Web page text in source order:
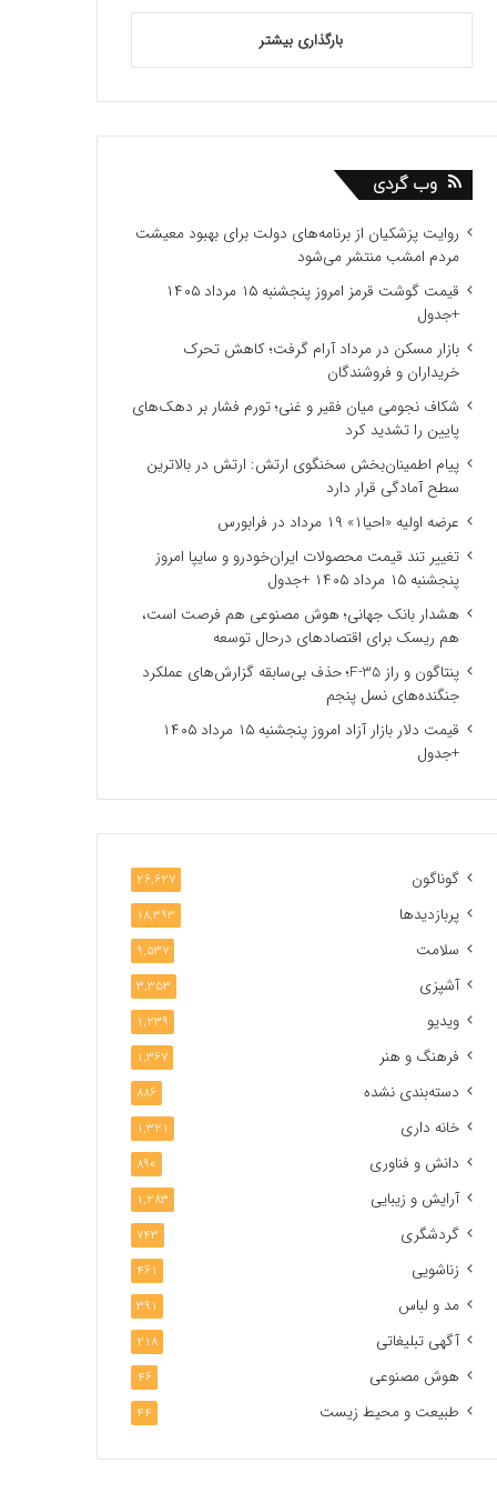
بارگذاری بیشتر
وب گردی
روایت پزشکیان از برنامه‌های دولت برای بهبود معیشت
مردم امشب منتشر می‌شود
قیمت گوشت قرمز امروز پنجشنبه ۱۵ مرداد ۱۴۰۵
+جدول
بازار مسکن در مرداد آرام گرفت؛ کاهش تحرک
خریداران و فروشندگان
شکاف نجومی میان فقیر و غنی؛ تورم فشار بر دهک‌های
پایین را تشدید کرد
پیام اطمینان‌بخش سخنگوی ارتش: ارتش در بالاترین
سطح آمادگی قرار دارد
عرضه اولیه «احیا۱» ۱۹ مرداد در فرابورس
تغییر تند قیمت محصولات ایران‌خودرو و سایپا امروز
پنجشنبه ۱۵ مرداد ۱۴۰۵ +جدول
هشدار بانک جهانی؛ هوش مصنوعی هم فرصت است،
هم ریسک برای اقتصادهای درحال توسعه
پنتاگون و راز F-35؛ حذف بی‌سابقه گزارش‌های عملکرد
جنگنده‌های نسل پنجم
قیمت دلار بازار آزاد امروز پنجشنبه ۱۵ مرداد ۱۴۰۵
+جدول
گوناگون 26,627
پربازدیدها 18,393
سلامت 9,537
آشپزی 3,353
ویدیو 1,239
فرهنگ و هنر 1,367
دسته‌بندی نشده 886
خانه داری 1,321
دانش و فناوری 890
آرایش و زیبایی 1,283
گردشگری 743
زناشویی 461
مد و لباس 391
آگهی تبلیغاتی 218
هوش مصنوعی 46
طبیعت و محیط زیست 44